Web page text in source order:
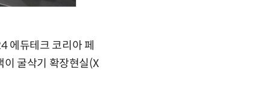
에듀테크 코리아 페
굴삭기 확장현실(X